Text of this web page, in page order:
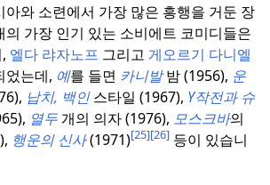
아와 소련에서 가장 많은 흥행을 거둔 장
의 가장 인기 있는 소비에트 코미디들은
엘다 랴자노프 그리고 게오르기 다니엘
었는데, 예를 들면 카니발밤 (1956), 운
납치, 백인스타일 (1967), Y작전과 슈
열두개의 의자 (1976), 모스크바의
행운의 신사(1971)[25][26] 등이 있습니